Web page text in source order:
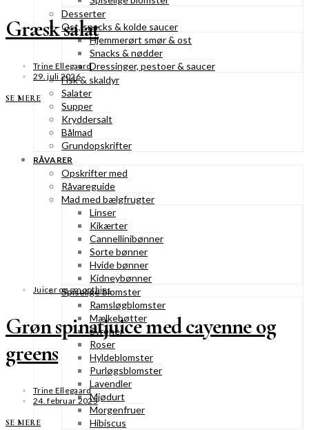
Desserter
Ost, snacks & kolde saucer
Hjemmerørt smør & ost
Snacks & nødder
Dressinger, pestoer & saucer
Fisk & skaldyr
Salater
Supper
Kryddersalt
Bålmad
Grundopskrifter
RÅVARER
Opskrifter med
Råvareguide
Mad med bælgfrugter
Linser
Kikærter
Cannellinibønner
Sorte bønner
Hvide bønner
Kidneybønner
Spiselige blomster
Ramsløgblomster
Mælkebøtter
Syrener
Roser
Hyldeblomster
Purløgsblomster
Lavendler
Mjødurt
Morgenfruer
Hibiscus
Græsk salat
Trine Ellegaard
29. juli 2026
SE MERE
Juicer og smoothies
Grøn spinatjuice med cayenne og
greens
Trine Ellegaard
24. februar 2025
SE MERE